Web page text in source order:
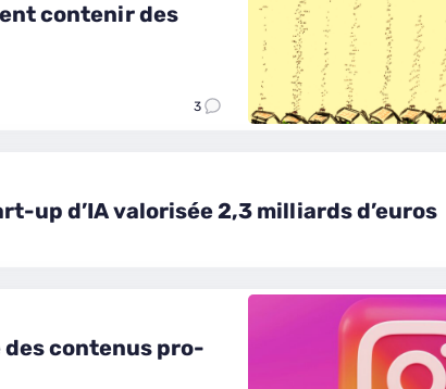
contenir des
3
up d’IA valorisée 2,3 milliards d’euros
des contenus pro-